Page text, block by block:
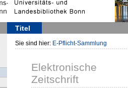
Titel
Sie sind hier: E-Pflicht-Sammlung
Elektronische
Zeitschrift